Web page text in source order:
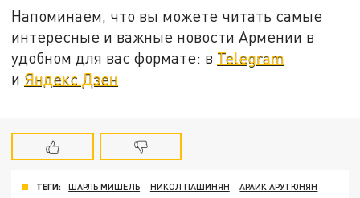
Напоминаем, что вы можете читать самые
интересные и важные новости Армении в
удобном для вас формате: в Telegram
и Яндекс.Дзен
ТЕГИ: ШАРЛЬ МИШЕЛЬ НИКОЛ ПАШИНЯН
АРАИК АРУТЮНЯН